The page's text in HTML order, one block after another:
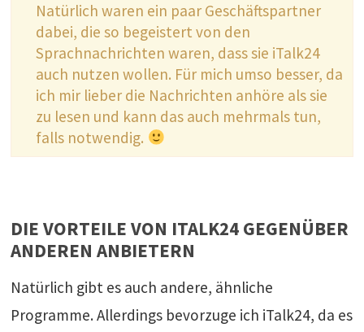
Natürlich waren ein paar Geschäftspartner
dabei, die so begeistert von den
Sprachnachrichten waren, dass sie iTalk24
auch nutzen wollen. Für mich umso besser, da
ich mir lieber die Nachrichten anhöre als sie
zu lesen und kann das auch mehrmals tun,
falls notwendig.
DIE VORTEILE VON ITALK24 GEGENÜBER
ANDEREN ANBIETERN
Natürlich gibt es auch andere, ähnliche
Programme. Allerdings bevorzuge ich iTalk24, da es